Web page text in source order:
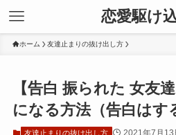
恋愛駆け
ホーム 友達止まりの抜け出し方
【告白 振られた 女友
になる方法（告白はす
友達止まりの抜け出し方